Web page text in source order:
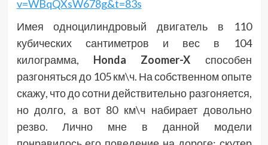
v=WBqQXsW678g&t=83s
Имея одноцилиндровый двигатель в 110
кубических сантиметров и вес в 104
килограмма, Honda Zoomer-X способен
разгоняться до 105 км\ч. На собственном опыте
скажу, что до сотни действительно разгоняется,
но долго, а вот 80 км\ч набирает довольно
резво. Лично мне в данной модели